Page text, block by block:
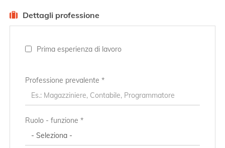
Dettagli professione
Prima esperienza di lavoro
Professione prevalente *
Ruolo - funzione *